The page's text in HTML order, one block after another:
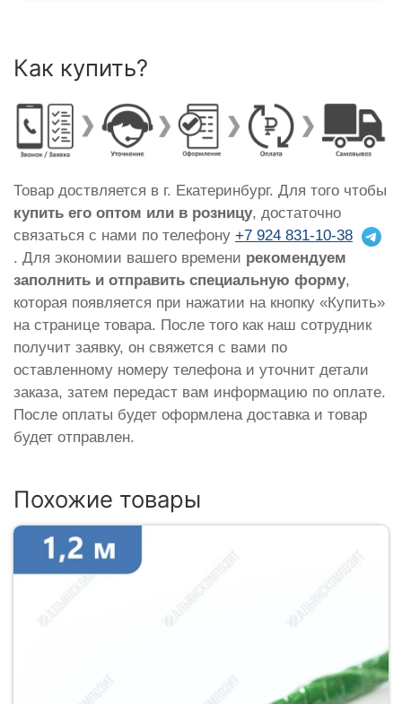
Как купить?
Товар доствляется в г. Екатеринбург. Для того чтобы
купить его оптом или в розницу, достаточно
связаться с нами по телефону +7 924 831-10-38
. Для экономии вашего времени рекомендуем
заполнить и отправить специальную форму,
которая появляется при нажатии на кнопку «Купить»
на странице товара. После того как наш сотрудник
получит заявку, он свяжется с вами по
оставленному номеру телефона и уточнит детали
заказа, затем передаст вам информацию по оплате.
После оплаты будет оформлена доставка и товар
будет отправлен.
Похожие товары